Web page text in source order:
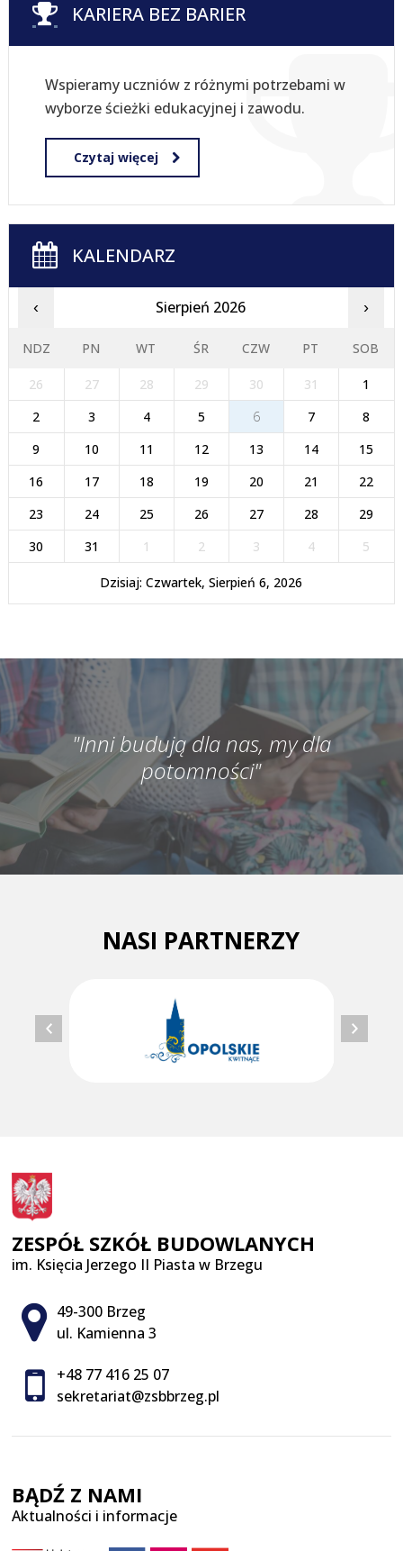
KARIERA BEZ BARIER
Wspieramy uczniów z różnymi potrzebami w
wyborze ścieżki edukacyjnej i zawodu.
Czytaj więcej
KALENDARZ
‹ Sierpień 2026 ›
NDZ PN WT ŚR CZW PT SOB
26 27 28 29 30 31
1
2
3 4 5 6 7
8
9
10 11 12 13 14
15
16
17 18 19 20 21
22
23
24 25 26 27 28
29
30
31 1 2 3 4 5
Dzisiaj: Czwartek, Sierpień 6, 2026
"Inni budują dla nas, my dla
potomności"
NASI PARTNERZY
ZESPÓŁ SZKÓŁ BUDOWLANYCH
im. Księcia Jerzego II Piasta w Brzegu
Adres pocztowy:
49-300 Brzeg
ul. Kamienna 3
+48 77 416 25 07
sekretariat@zsbbrzeg.pl
BĄDŹ Z NAMI
Aktualności i informacje